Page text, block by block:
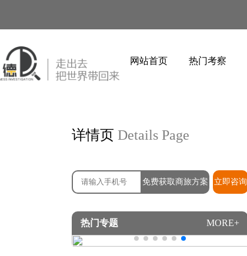
网站首页 热门考察
详情页 Details Page
免费获取商旅方案 立即咨询
热门专题 MORE+